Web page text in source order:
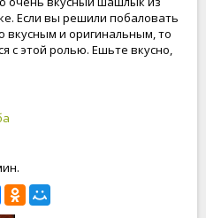
Если вы решили побаловать
вкусным и оригинальным, то
с этой ролью. Ешьте вкусно,